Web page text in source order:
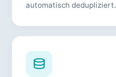
automatisch dedupliziert.